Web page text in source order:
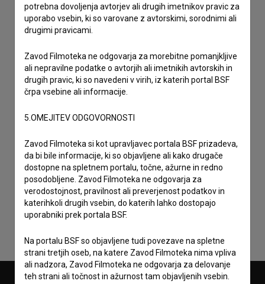
Sprejemamsplošne pogojein dajemsoglasje
zbiranje, hrambo in obdelavo osebnih podatkov.
potrebna dovoljenja avtorjev ali drugih imetnikov pravic za
uporabo vsebin, ki so varovane z avtorskimi, sorodnimi ali
drugimi pravicami.
Zavod Filmoteka ne odgovarja za morebitne pomanjkljive
ali nepravilne podatke o avtorjih ali imetnikih avtorskih in
drugih pravic, ki so navedeni v virih, iz katerih portal BSF
črpa vsebine ali informacije.
5.OMEJITEV ODGOVORNOSTI
Zavod Filmoteka si kot upravljavec portala BSF prizadeva,
da bi bile informacije, ki so objavljene ali kako drugače
dostopne na spletnem portalu, točne, ažurne in redno
posodobljene. Zavod Filmoteka ne odgovarja za
verodostojnost, pravilnost ali preverjenost podatkov in
katerihkoli drugih vsebin, do katerih lahko dostopajo
uporabniki prek portala BSF.
Na portalu BSF so objavljene tudi povezave na spletne
strani tretjih oseb, na katere Zavod Filmoteka nima vpliva
ali nadzora, Zavod Filmoteka ne odgovarja za delovanje
teh strani ali točnost in ažurnost tam objavljenih vsebin.